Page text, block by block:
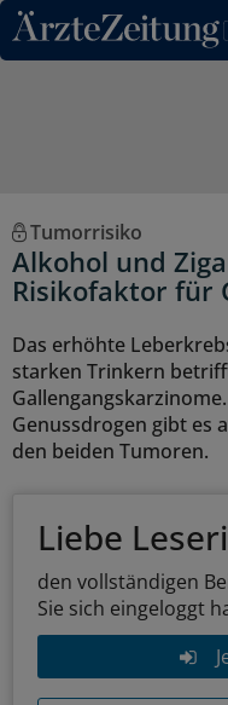
Direkt zum Inhaltsbereich
Tumorrisiko
Alkohol und
Risikofaktor für
Das erhöhte
starken Trinkern
Genussdrogen gibt es
den beiden Tumoren.
Liebe
den vollständigen
Sie sich eingeloggt